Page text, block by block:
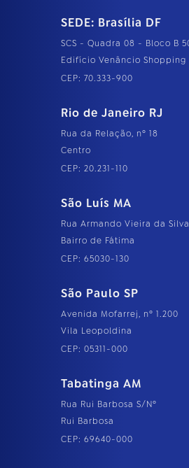
SEDE: Brasília DF
SCS - Quadra 08 - Bloco B
Edifício Venâncio Shopping
CEP: 70.333-900
Rio de Janeiro RJ
Rua da Relação, nº 18
Centro
CEP: 20.231-110
São Luís MA
Rua Armando Vieira da
Bairro de Fátima
CEP: 65030-130
São Paulo SP
Avenida Mofarrej, nº 1.200
Vila Leopoldina
CEP: 05311-000
Tabatinga AM
Rua Rui Barbosa S/Nº
Rui Barbosa
CEP: 69640-000